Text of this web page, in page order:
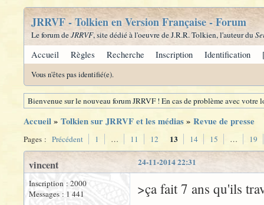
JRRVF - Tolkien en Version Française - Forum
Le forum deJRRVF, site dédié à l'oeuvre de J.R.R. Tolkien, l'auteur du
Accueil Règles Recherche Inscription Identification
Vous n'êtes pas identifié(e).
Bienvenue sur le nouveau forum JRRVF ! En cas de problème avec
Accueil» Tolkien sur JRRVF et les médias» Revue de presse
Pages : Précédent 1 … 11 12 13 14 15 … 19
24-11-2014 22:31
vincent
Inscription : 2000
Messages : 1 441
>ça fait 7 ans qu'ils